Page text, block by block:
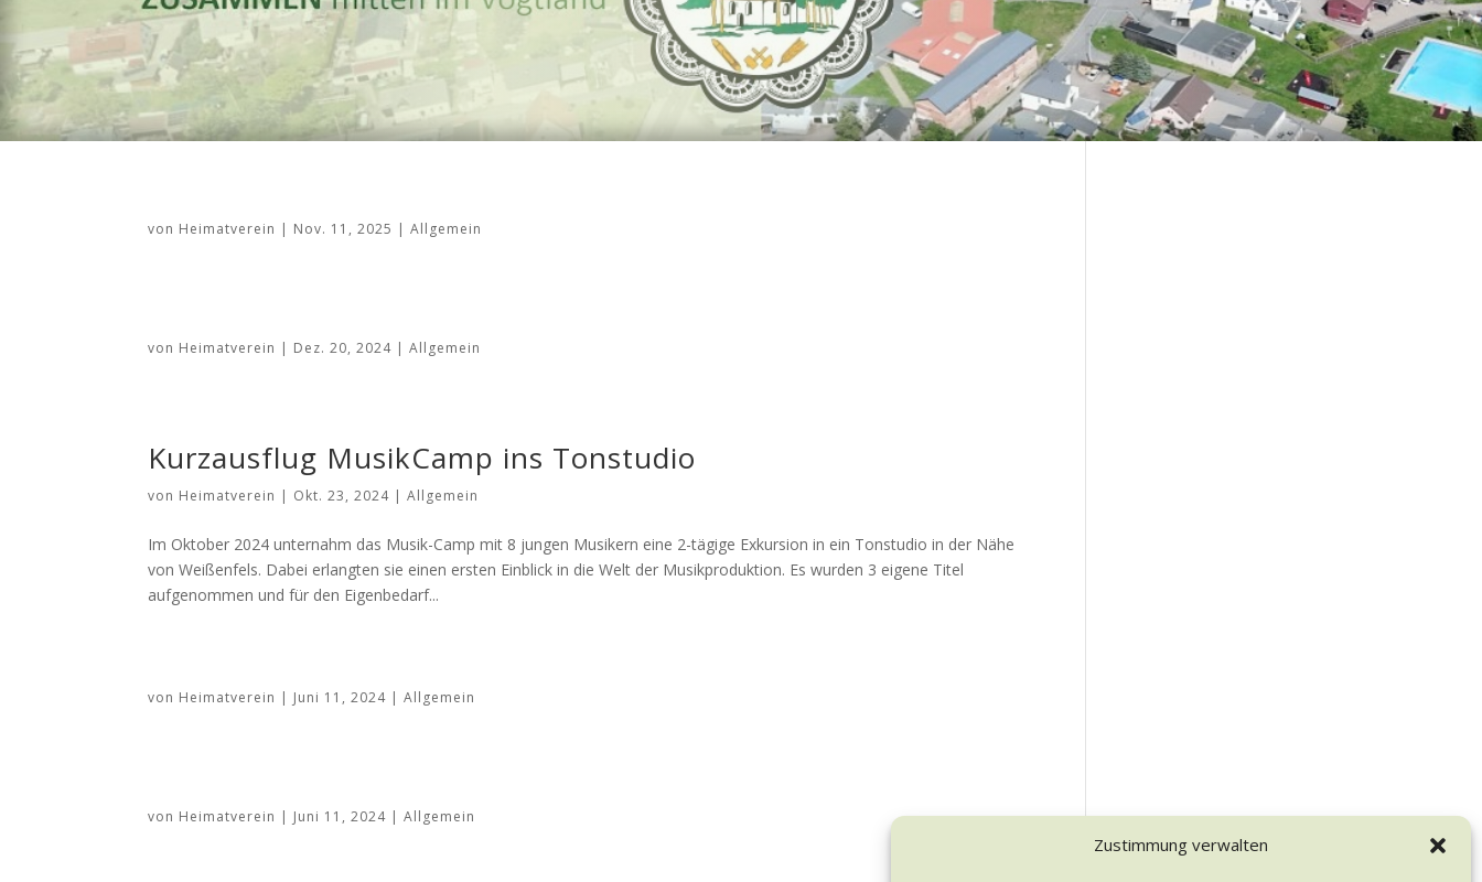
Zustimmung verwalten
von Heimatverein | Nov. 11, 2025 |Allgemein
von Heimatverein | Dez. 20, 2024 |Allgemein
Kurzausflug MusikCamp ins Tonstudio
von Heimatverein | Okt. 23, 2024 |Allgemein
Im Oktober 2024 unternahm das Musik-Camp mit 8 jungen Musikern eine 2-tägige Exkursion in ein Tonstudio in der Nähe
von Weißenfels. Dabei erlangten sie einen ersten Einblick in die Welt der Musikproduktion. Es wurden 3 eigene Titel
aufgenommen und für den Eigenbedarf...
von Heimatverein | Juni 11, 2024 |Allgemein
von Heimatverein | Juni 11, 2024 |Allgemein